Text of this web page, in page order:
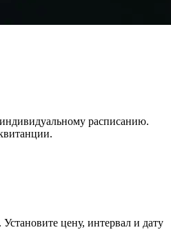
расписанию.
цену, интервал и дату